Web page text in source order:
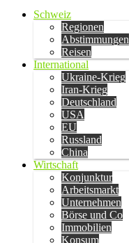
Schweiz
Regionen
Abstimmungen
Reisen
International
Ukraine-Krieg
Iran-Krieg
Deutschland
USA
EU
Russland
China
Wirtschaft
Konjunktur
Arbeitsmarkt
Unternehmen
Börse und Co
Immobilien
Konsum